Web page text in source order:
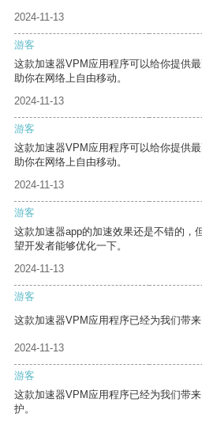
2024-11-13
游客
这款加速器VPM应用程序可以给你提供
助你在网络上自由移动。
2024-11-13
游客
这款加速器VPM应用程序可以给你提供
助你在网络上自由移动。
2024-11-13
游客
这款加速器app的加速效果还是不错的，
望开发者能够优化一下。
2024-11-13
游客
这款加速器VPM应用程序已经为我们带
2024-11-13
游客
这款加速器VPM应用程序已经为我们带
护。